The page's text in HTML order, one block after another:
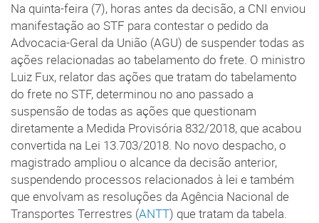
Na quinta-feira (7), horas antes da decisão, a CNI enviou
manifestação ao STF para contestar o pedido da
Advocacia-Geral da União (AGU) de suspender todas as
ações relacionadas ao tabelamento do frete. O ministro
Luiz Fux, relator das ações que tratam do tabelamento
do frete no STF, determinou no ano passado a
suspensão de todas as ações que questionam
diretamente a Medida Provisória 832/2018, que acabou
convertida na Lei 13.703/2018. No novo despacho, o
magistrado ampliou o alcance da decisão anterior,
suspendendo processos relacionados à lei e também
que envolvam as resoluções da Agência Nacional de
Transportes Terrestres (ANTT) que tratam da tabela.